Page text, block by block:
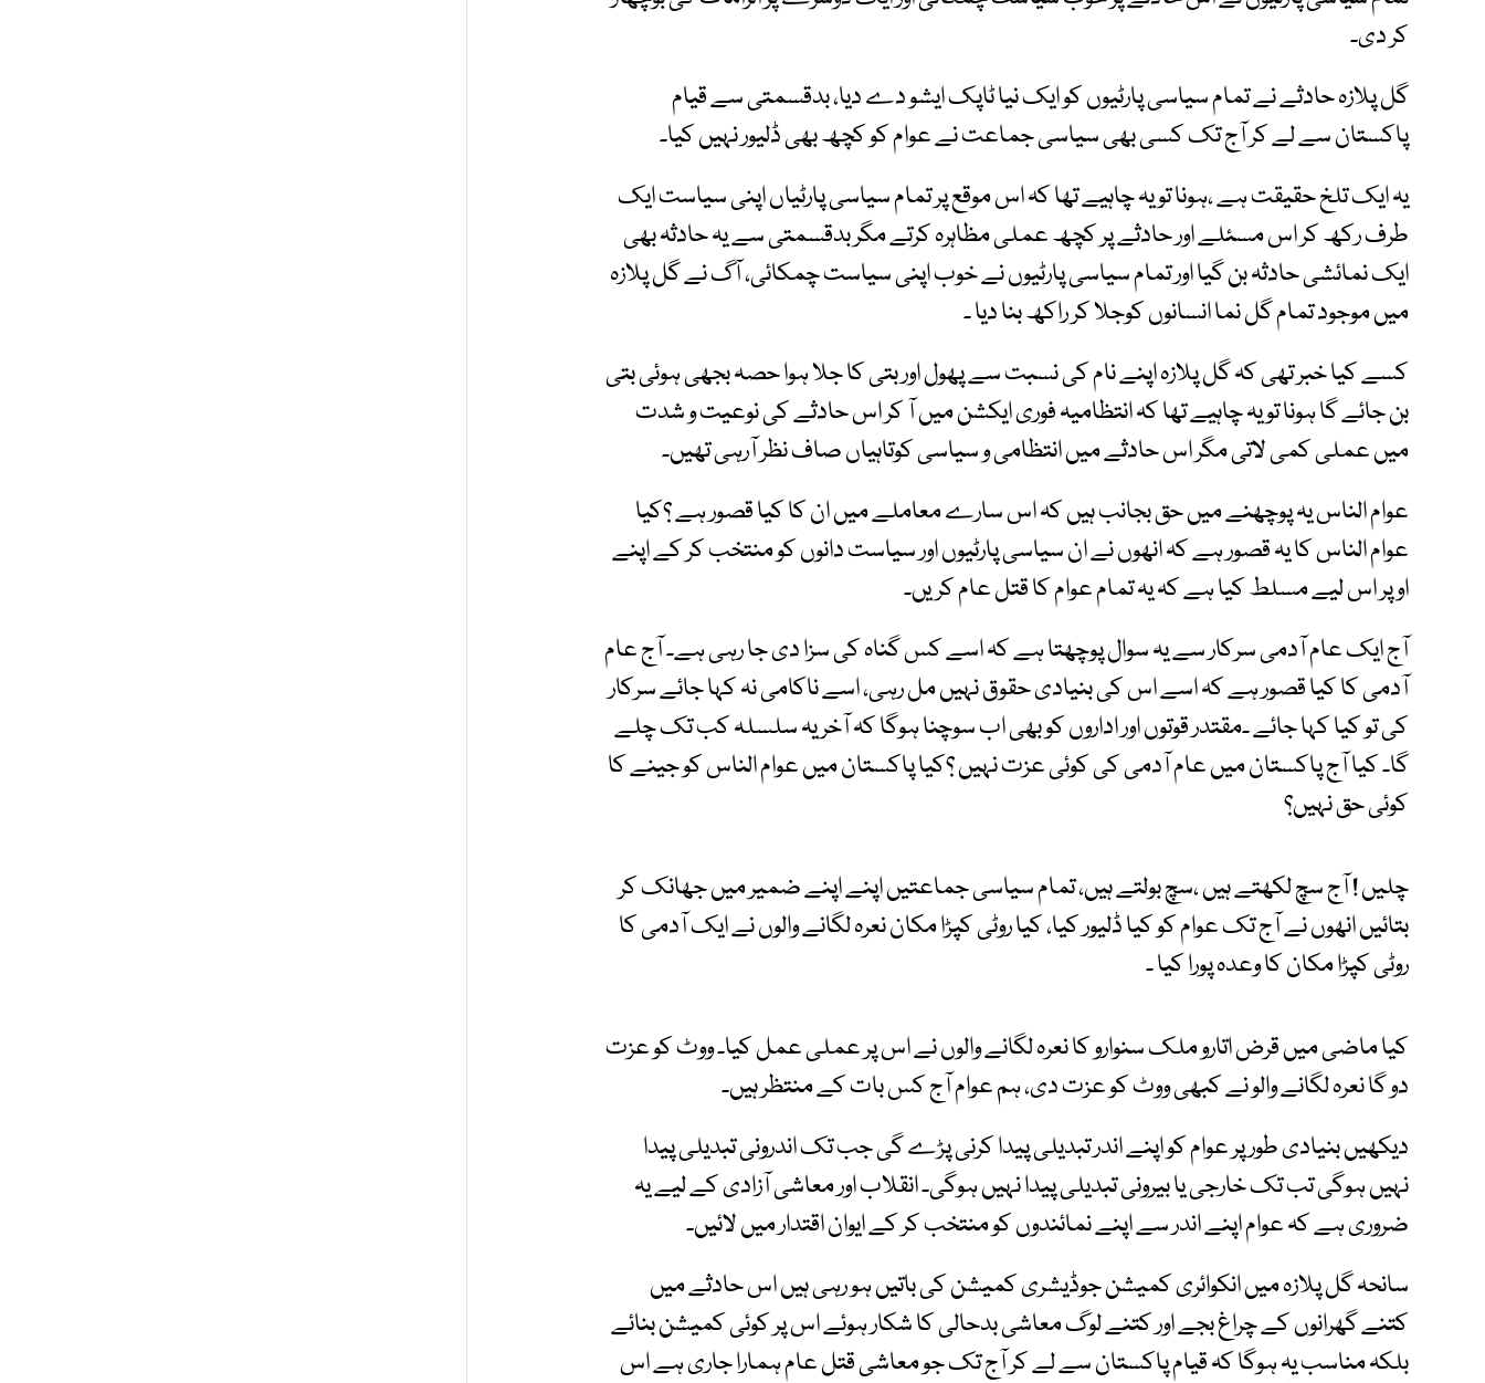
کر دی۔
گل پلازہ حادثے نے تمام سیاسی پارٹیوں کو ایک نیا ٹاپک ایشو دے دیا، بدقسمتی سے قیام
پاکستان سے لے کر آج تک کسی بھی سیاسی جماعت نے عوام کو کچھ بھی ڈلیور نہیں کیا۔
یہ ایک تلخ حقیقت ہے ،ہونا تو یہ چاہیے تھا کہ اس موقع پر تمام سیاسی پارٹیاں اپنی سیاست ایک
طرف رکھ کر اس مسئلے اور حادثے پر کچھ عملی مظاہرہ کرتے مگر بدقسمتی سے یہ حادثہ بھی
ایک نمائشی حادثہ بن گیا اور تمام سیاسی پارٹیوں نے خوب اپنی سیاست چمکائی، آگ نے گل پلازہ
میں موجود تمام گل نما انسانوں کوجلا کر راکھ بنا دیا ۔
کسے کیا خبر تھی کہ گل پلازہ اپنے نام کی نسبت سے پھول اور بتی کا جلا ہوا حصہ بجھی ہوئی بتی
بن جائے گا ہونا تو یہ چاہیے تھا کہ انتظامیہ فوری ایکشن میں آ کر اس حادثے کی نوعیت و شدت
میں عملی کمی لاتی مگر اس حادثے میں انتظامی و سیاسی کوتاہیاں صاف نظر آرہی تھیں۔
عوام الناس یہ پوچھنے میں حق بجانب ہیں کہ اس سارے معاملے میں ان کا کیا قصور ہے ؟کیا
عوام الناس کا یہ قصور ہے کہ انھوں نے ان سیاسی پارٹیوں اور سیاست دانوں کو منتخب کر کے اپنے
اوپر اس لیے مسلط کیا ہے کہ یہ تمام عوام کا قتل عام کریں۔
آج ایک عام آدمی سرکار سے یہ سوال پوچھتا ہے کہ اسے کس گناہ کی سزا دی جا رہی ہے۔ آج عام
آدمی کا کیا قصور ہے کہ اسے اس کی بنیادی حقوق نہیں مل رہی، اسے ناکامی نہ کہا جائے سرکار
کی تو کیا کہا جائے ۔مقتدر قوتوں اور اداروں کو بھی اب سوچنا ہوگا کہ آخر یہ سلسلہ کب تک چلے
گا۔ کیا آج پاکستان میں عام آدمی کی کوئی عزت نہیں ؟کیا پاکستان میں عوام الناس کو جینے کا
کوئی حق نہیں؟
چلیں ! آج سچ لکھتے ہیں ،سچ بولتے ہیں، تمام سیاسی جماعتیں اپنے اپنے ضمیر میں جھانک کر
بتائیں انھوں نے آج تک عوام کو کیا ڈلیور کیا، کیا روٹی کپڑا مکان نعرہ لگانے والوں نے ایک آدمی کا
روٹی کپڑا مکان کا وعدہ پورا کیا ۔
کیا ماضی میں قرض اتارو ملک سنوارو کا نعرہ لگانے والوں نے اس پر عملی عمل کیا۔ ووٹ کو عزت
دو گا نعرہ لگانے والو نے کبھی ووٹ کو عزت دی، ہم عوام آج کس بات کے منتظر ہیں۔
دیکھیں بنیادی طور پر عوام کو اپنے اندر تبدیلی پیدا کرنی پڑے گی جب تک اندرونی تبدیلی پیدا
نہیں ہوگی تب تک خارجی یا بیرونی تبدیلی پیدا نہیں ہوگی۔ انقلاب اور معاشی آزادی کے لیے یہ
ضروری ہے کہ عوام اپنے اندر سے اپنے نمائندوں کو منتخب کر کے ایوان اقتدار میں لائیں۔
سانحہ گل پلازہ میں انکوائری کمیشن جوڈیشری کمیشن کی باتیں ہو رہی ہیں اس حادثے میں
کتنے گھرانوں کے چراغ بجے اور کتنے لوگ معاشی بدحالی کا شکار ہوئے اس پر کوئی کمیشن بنائے
بلکہ مناسب یہ ہوگا کہ قیام پاکستان سے لے کر آج تک جو معاشی قتل عام ہمارا جاری ہے اس